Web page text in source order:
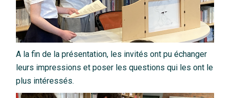
A la fin de la présentation, les invités ont pu échanger
leurs impressions et poser les questions qui les ont le
plus intéressés.